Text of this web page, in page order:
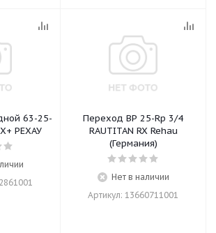
63-25-
РЕХАУ
Переход ВР 25-Rp 3/4
RAUTITAN RX Rehau
(Германия)
Нет в наличии
Артикул: 13660711001